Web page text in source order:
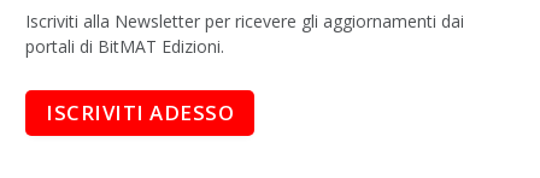
Iscriviti alla Newsletter per ricevere gli aggiornamenti dai
portali di BitMAT Edizioni.